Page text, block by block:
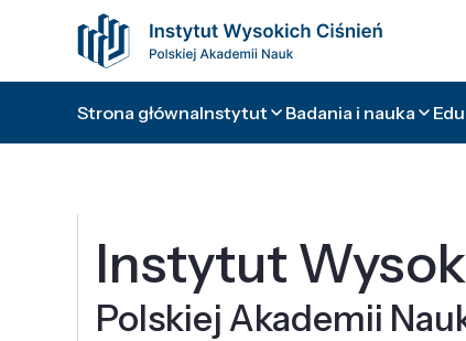
Strona głównaInstytut Badania i nauka
Instytut
Polskiej Akademii